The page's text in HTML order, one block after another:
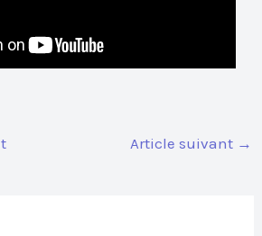
Article suivant →